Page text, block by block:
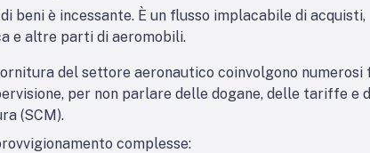
beni è incessante. È un flusso implacabile di acquisti,
e altre parti di aeromobili.
del settore aeronautico coinvolgono
per non parlare delle dogane, delle tariffe e
(SCM).
complesse: